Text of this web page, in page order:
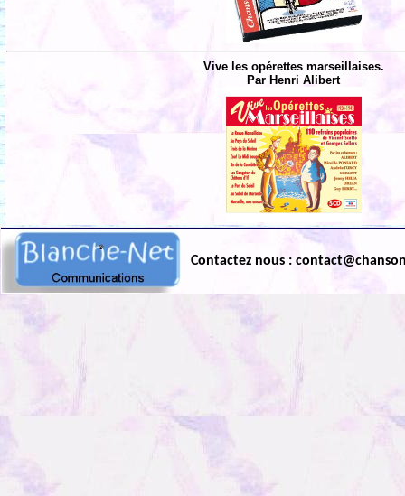
Vive les opérettes marseillaises.
Par Henri Alibert
Contactez nous :